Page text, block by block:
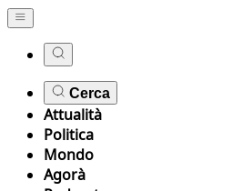
Cerca
Attualità
Politica
Mondo
Agorà